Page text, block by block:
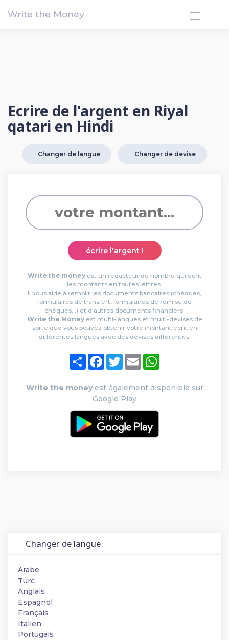
Write the Money
Ecrire de l'argent en Riyal
qatari en Hindi
Changer de langue Changer de devise
écrire l'argent !
Write the moneyest un rédacteur de nombre qui écrit
les montants en toutes lettres.
Il vous aide à remplir les documents bancaires (chèques,
formulaires de transfert, formulaires de remise de
chèques...) et d'autres documents financiers.
Write the Moneyest multi-langues et multi-devises de
sorte que vous pouvez obtenir votre montant écrit en
différentes langues avec des devises différentes.
PartagerFacebookTwitterEmail
Write the moneyest également disponible sur
Google Play
Changer de langue
Arabe
Turc
Anglais
Espagnol
Français
Italien
Portugais